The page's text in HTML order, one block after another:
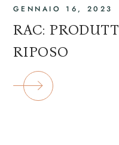
GENNAIO 16, 2023
RAC:
RIPOSO